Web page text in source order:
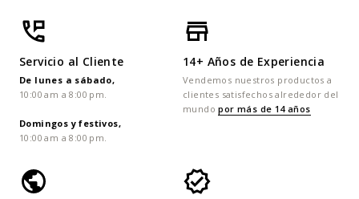
Servicio al Cliente
De lunes a sábado,
10:00 am a 8:00 pm.
Domingos y festivos,
10:00 am a 8:00 pm.
14+ Años de Experiencia
Vendemos nuestros productos a
clientes satisfechos alrededor del
mundopor más de 14 años